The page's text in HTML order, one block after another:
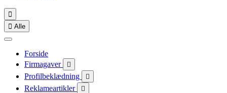

 Alle
Forside
Firmagaver

Profilbeklædning 
Reklameartikler 